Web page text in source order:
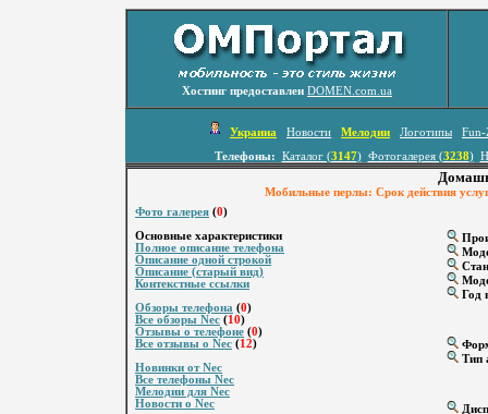
Хостинг предоставлен DOMEN.com.ua
Украина Новости Мелодии Логотипы
Fun-
Телефоны:
Каталог (3147) Фотогалерея (3238)
Мобильные перлы: Срок действия
Фото галерея (0)
Основные характеристики
Полное описание телефона
Описание одной строкой
Описание (старый вид)
Контекстные ссылки
Обзоры телефона (0)
Все обзоры Nec (10)
Отзывы о телефоне (0)
Все отзывы о Nec (12)
Новинки от Nec
Все телефоны Nec
Мелодии для Nec
Новости о Nec
Год
Тип